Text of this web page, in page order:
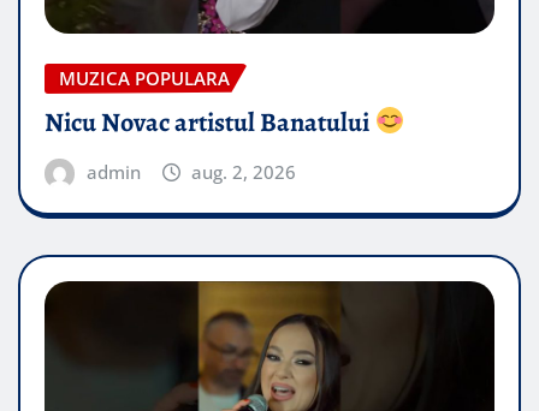
MUZICA POPULARA
Nicu Novac artistul Banatului
admin aug. 2, 2026